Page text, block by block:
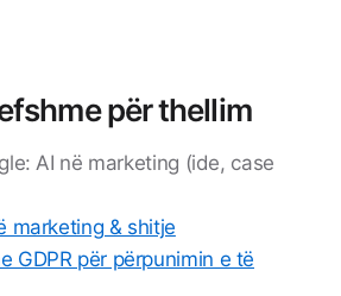
për thellim
AI në marketing (ide, case
marketing & shitje
GDPR për përpunimin e të